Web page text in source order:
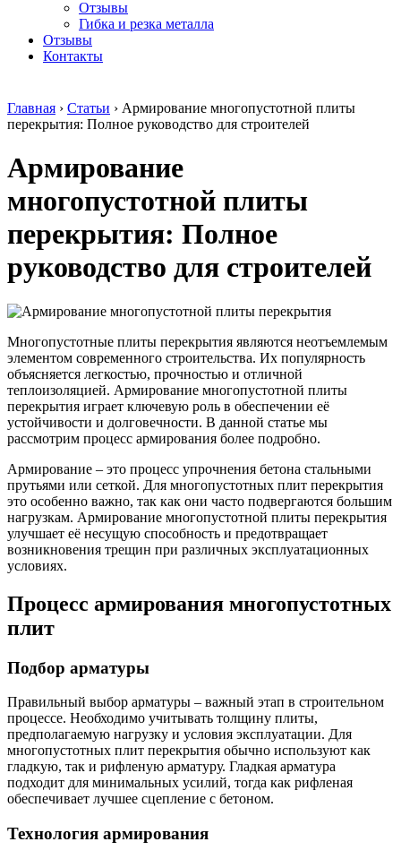
нержавеющий
безникелевый
Трубы
нержавеющие
прямоугольные
нержавеющие
электросварные
AISI
Трубы
электросварные
AISI
Трубы
нержавеющие
перфорированные
Трубы
нержавеющие
бесшовные
Общестроительный
профиль
алюминиевый
Тавр
Труба
алюминиевый
Фольга
алюминиевая
Чушка
алюминиевая
Швеллер
алюминиевый
Шина
алюминиевая
Шестигранник
латунный
Квадрат
латунный
Круг
латунный
Лист
Круг
медный
(пруток)
Лента
медная
Лист
медный
Инженерные
Фланцы
стальные
Тройники
стальные
Хомуты
стальные
Крепеж
шуруп-
стальные
и
Задвижки
чугунные
латунные
резьбовые
стальные
Фитинги
резьбовые
Отзывы
Гибка и резка металла
Отзывы
Контакты
Главная › Статьи › Армирование многопустотной плиты
перекрытия: Полное руководство для строителей
Армирование
многопустотной плиты
перекрытия: Полное
руководство для строителей
Многопустотные плиты перекрытия являются неотъемлемым
элементом современного строительства. Их популярность
объясняется легкостью, прочностью и отличной
теплоизоляцией. Армирование многопустотной плиты
перекрытия играет ключевую роль в обеспечении её
устойчивости и долговечности. В данной статье мы
рассмотрим процесс армирования более подробно.
Армирование – это процесс упрочнения бетона стальными
прутьями или сеткой. Для многопустотных плит перекрытия
это особенно важно, так как они часто подвергаются большим
нагрузкам. Армирование многопустотной плиты перекрытия
улучшает её несущую способность и предотвращает
возникновения трещин при различных эксплуатационных
условиях.
Процесс армирования многопустотных
плит
Подбор арматуры
Правильный выбор арматуры – важный этап в строительном
процессе. Необходимо учитывать толщину плиты,
предполагаемую нагрузку и условия эксплуатации. Для
многопустотных плит перекрытия обычно используют как
гладкую, так и рифленую арматуру. Гладкая арматура
подходит для минимальных усилий, тогда как рифленая
обеспечивает лучшее сцепление с бетоном.
Технология армирования